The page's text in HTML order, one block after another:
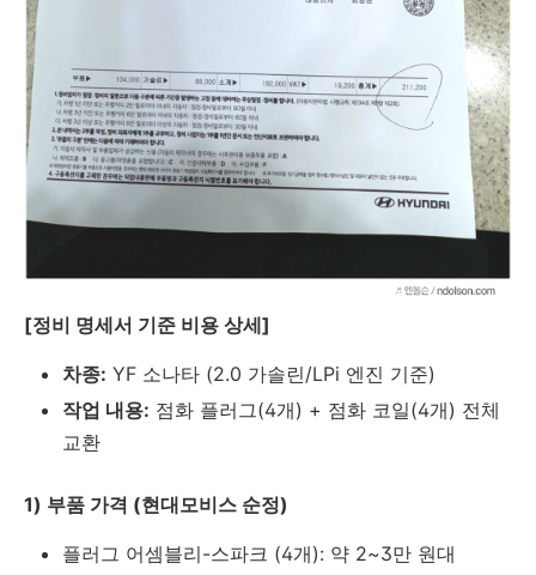
[정비 명세서 기준 비용 상세]
차종: YF 소나타 (2.0 가솔린/LPi 엔진 기준)
작업 내용: 점화 플러그(4개) + 점화 코일(4개) 전체
교환
1) 부품 가격 (현대모비스 순정)
플러그 어셈블리-스파크 (4개): 약 2~3만 원대